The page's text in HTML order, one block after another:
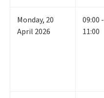
Monday, 20
April 2026
09:00 -
11:00